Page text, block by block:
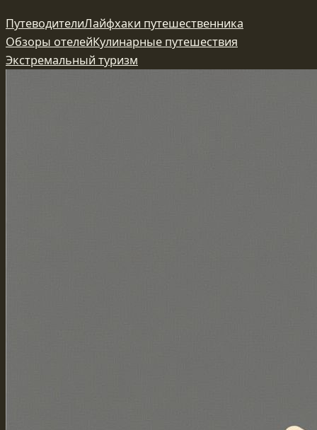
к
содержимому
ПутеводителиЛайфхаки путешественника
Обзоры отелейКулинарные путешествия
Экстремальный туризм